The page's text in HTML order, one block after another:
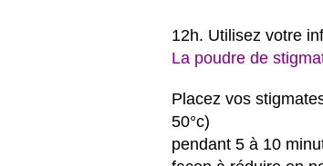
12h. Utilisez votre
La poudre de
Placez vos
50°c)
pendant 5 à 10